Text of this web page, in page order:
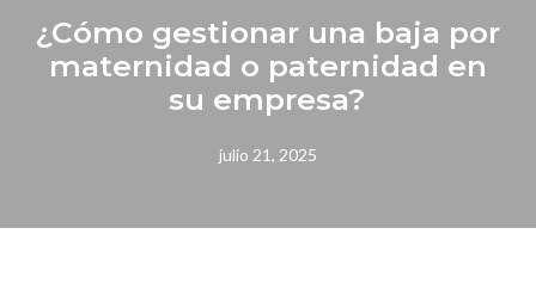
¿Cómo gestionar una baja por
maternidad o paternidad en
su empresa?
julio 21, 2025